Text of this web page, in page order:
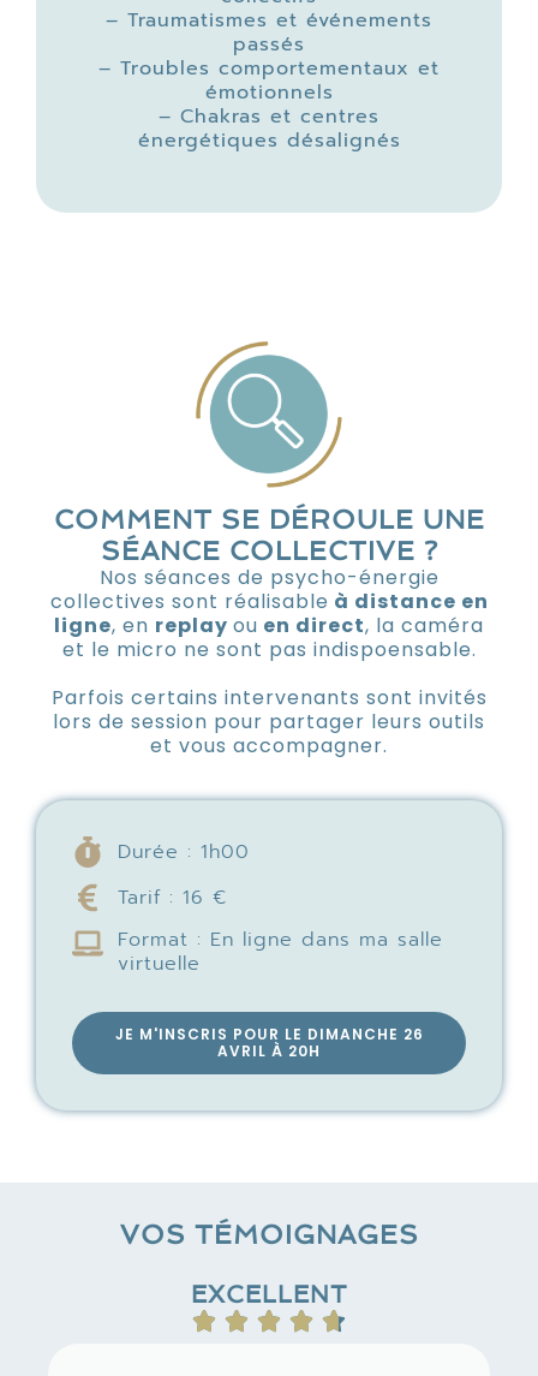
– Traumatismes et événements
passés
– Troubles comportementaux et
émotionnels
– Chakras et centres
énergétiques désalignés
COMMENT SE DÉROULE UNE
SÉANCE COLLECTIVE ?
Nos séances de psycho-énergie
collectives sont réalisable à distance en
ligne, en replay ou en direct, la caméra
et le micro ne sont pas indispoensable.
Parfois certains intervenants sont invités
lors de session pour partager leurs outils
et vous accompagner.
Durée : 1h00
Tarif : 16 €
Format : En ligne dans ma salle
virtuelle
JE M'INSCRIS POUR LE DIMANCHE 26
AVRIL À 20H
VOS TÉMOIGNAGES
EXCELLENT